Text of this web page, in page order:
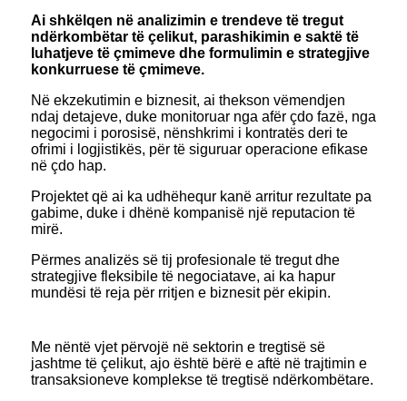
Ai shkëlqen në analizimin e trendeve të tregut
ndërkombëtar të çelikut, parashikimin e saktë të
luhatjeve të çmimeve dhe formulimin e strategjive
konkurruese të çmimeve.
Në ekzekutimin e biznesit, ai thekson vëmendjen
ndaj detajeve, duke monitoruar nga afër çdo fazë, nga
negocimi i porosisë, nënshkrimi i kontratës deri te
ofrimi i logjistikës, për të siguruar operacione efikase
në çdo hap.
Projektet që ai ka udhëhequr kanë arritur rezultate pa
gabime, duke i dhënë kompanisë një reputacion të
mirë.
Përmes analizës së tij profesionale të tregut dhe
strategjive fleksibile të negociatave, ai ka hapur
mundësi të reja për rritjen e biznesit për ekipin.
Me nëntë vjet përvojë në sektorin e tregtisë së
jashtme të çelikut, ajo është bërë e aftë në trajtimin e
transaksioneve komplekse të tregtisë ndërkombëtare.